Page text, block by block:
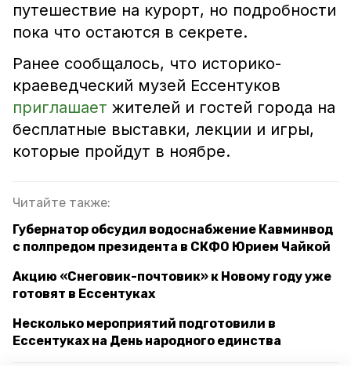
путешествие на курорт, но подробности
пока что остаются в секрете.
Ранее сообщалось, что историко-
краеведческий музей Ессентуков
приглашает жителей и гостей города на
бесплатные выставки, лекции и игры,
которые пройдут в ноябре.
Читайте также:
Губернатор обсудил водоснабжение Кавминвод
с полпредом президента в СКФО Юрием Чайкой
Акцию «Снеговик-почтовик» к Новому году уже
готовят в Ессентуках
Несколько мероприятий подготовили в
Ессентуках на День народного единства